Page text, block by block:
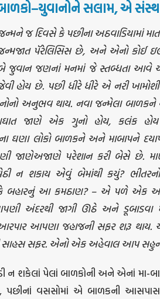
–યુવાનોનેસલામ,એ
જ દિવસે કે પછીના અઠવાડિયામાં
પૅરેલિસિસ છે, અને એનો કોઈ
જુવાન જણનાં મનમાં જે સ્તબ્ધતા આવે એ
હોય છે. પછી ધીરે ધીરે એ નરી
અનુભવ થાય. નવા જન્મેલા બાળકને
જાણે એક ગુનો હોય, કલંક
ઘણા લોકો બાળકને અને માબાપને
જાણેઅજાણે પરેશાન કરી બેસે છે.
ન શકાય એવું બેમાંથી કયું?
કે બહારનું આ કમઠાણ? – એ પળે એક
અંદરથી જાગી ઊઠે અને ડૂબાડવા
આરપાર આપણા જહાજની સફર શરૂ
સાહસ સફર. એનો એક અહેવાલ આપ
ન શકેલાં પેલાં બાળકોની અને એનાં મા-
પછીનાં વસસોમાં એ બાળકની આસપાસ